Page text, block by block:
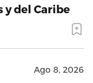
y del Caribe
Ago 8, 2026